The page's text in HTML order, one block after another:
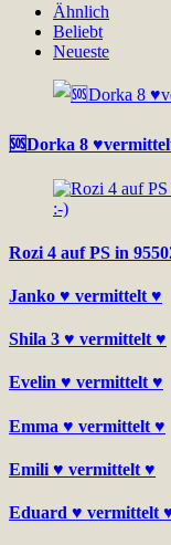
Ähnlich
Beliebt
Neueste
🆘Dorka 8
Rozi 4 auf PS in
Janko ♥ vermittelt ♥
Shila 3 ♥ vermittelt ♥
Evelin ♥ vermittelt ♥
Emma ♥ vermittelt ♥
Emili ♥ vermittelt ♥
Eduard ♥ vermittelt